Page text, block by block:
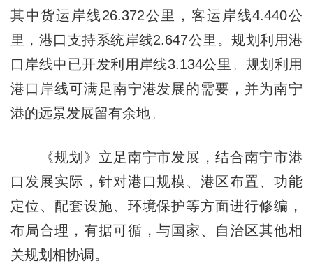
其中货运岸线26.372公里，客运岸线4.440公
里，港口支持系统岸线2.647公里。规划利用港
口岸线中已开发利用岸线3.134公里。规划利用
港口岸线可满足南宁港发展的需要，并为南宁
港的远景发展留有余地。
《规划》立足南宁市发展，结合南宁市港
口发展实际，针对港口规模、港区布置、功能
定位、配套设施、环境保护等方面进行修编，
布局合理，有据可循，与国家、自治区其他相
关规划相协调。